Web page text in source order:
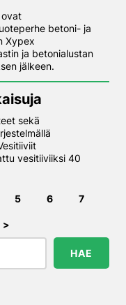
ovat
betoni- ja
Xypex
ja betonialustan
jälkeen.
sekä
vesitiiviiksi 40
Sivu
5 Sivu
6 Sivu
7
>
HAE